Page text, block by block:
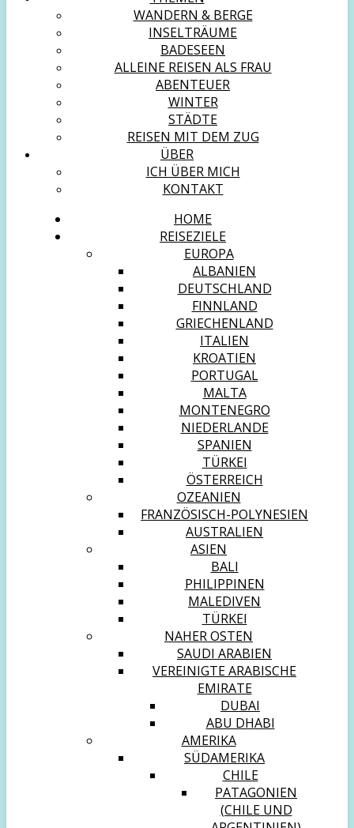
WANDERN & BERGE
INSELTRÄUME
BADESEEN
ALLEINE REISEN ALS FRAU
ABENTEUER
WINTER
STÄDTE
REISEN MIT DEM ZUG
ÜBER
ICH ÜBER MICH
KONTAKT
HOME
REISEZIELE
EUROPA
ALBANIEN
DEUTSCHLAND
FINNLAND
GRIECHENLAND
ITALIEN
KROATIEN
PORTUGAL
MALTA
MONTENEGRO
NIEDERLANDE
SPANIEN
TÜRKEI
ÖSTERREICH
OZEANIEN
FRANZÖSISCH-POLYNESIEN
AUSTRALIEN
ASIEN
BALI
PHILIPPINEN
MALEDIVEN
TÜRKEI
NAHER OSTEN
SAUDI ARABIEN
VEREINIGTE ARABISCHE
EMIRATE
DUBAI
ABU DHABI
AMERIKA
SÜDAMERIKA
CHILE
PATAGONIEN
(CHILE UND